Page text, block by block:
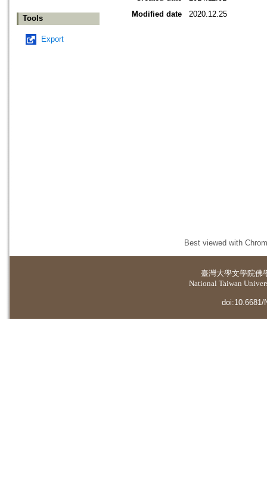
Tools
Export
Modified date
2020.12.25
Best viewed with
臺灣大學文學院佛
National Taiwan
doi:10.6681/